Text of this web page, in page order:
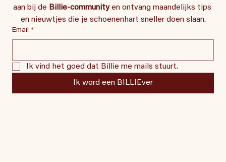
aan bij de Billie-community en ontvang maandelijks tips
en nieuwtjes die je schoenenhart sneller doen slaan.
Email *
Ik vind het goed dat Billie me mails stuurt.
Ik word een BILLIEver